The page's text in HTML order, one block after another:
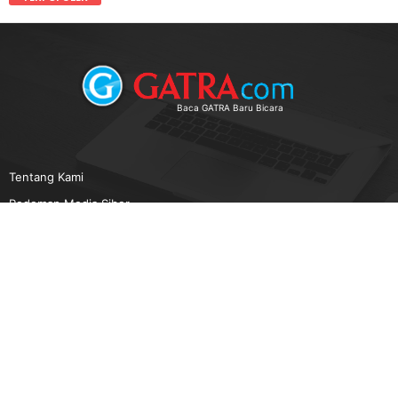
Baca GATRA Baru Bicara
Tentang Kami
Pedoman Media Siber